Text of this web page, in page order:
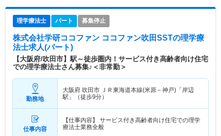
理学療法士 パート 募集停止
株式会社学研ココファン ココファン吹田SSTの理学療
法士求人(パート)
【大阪府/吹田市】駅～徒歩圏内！サービス付き高齢者向け住宅
での理学療法士さん募集♪＜非常勤＞
勤務地
大阪府 吹田市 ＪＲ東海道本線(米原－神戸)「岸辺
駅」（徒歩9分）
仕事内容
【仕事内容】 サービス付き高齢者向け住宅での理学
療法士業務全般